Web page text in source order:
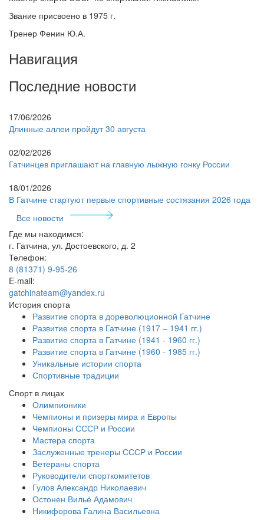
Звание присвоено в 1975 г.
Тренер Фенин Ю.А.
Навигация
Последние новости
17/06/2026
Длинные аллеи пройдут 30 августа
02/02/2026
Гатчинцев приглашают на главную лыжную гонку России
18/01/2026
В Гатчине стартуют первые спортивные состязания 2026 года
Все новости
Где мы находимся:
г. Гатчина, ул. Достоевского, д. 2
Телефон:
8 (81371) 9-95-26
E-mail:
gatchinateam@yandex.ru
История спорта
Развитие спорта в дореволюционной Гатчине
Развитие спорта в Гатчине (1917 – 1941 гг.)
Развитие спорта в Гатчине (1941 - 1960 гг.)
Развитие спорта в Гатчине (1960 - 1985 гг.)
Уникальные истории спорта
Спортивные традиции
Спорт в лицах
Олимпионики
Чемпионы и призеры мира и Европы
Чемпионы СССР и России
Мастера спорта
Заслуженные тренеры СССР и России
Ветераны спорта
Руководители спорткомитетов
Гулов Александр Николаевич
Остонен Вильё Адамович
Никифорова Галина Васильевна